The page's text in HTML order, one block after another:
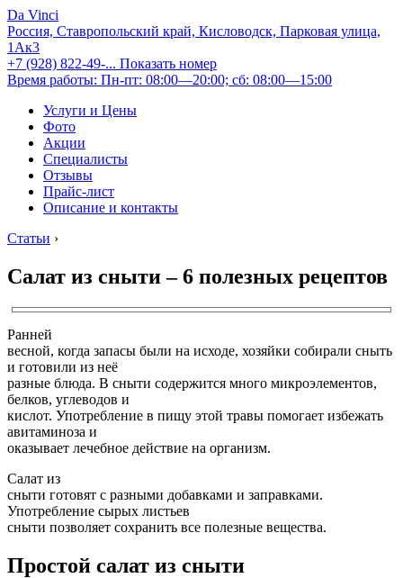
Da Vinci
Россия, Ставропольский край, Кисловодск, Парковая улица,
1Ак3
+7 (928) 822-49-... Показать номер
Время работы: Пн-пт: 08:00—20:00; сб: 08:00—15:00
Услуги и Цены
Фото
Акции
Специалисты
Отзывы
Прайс-лист
Описание и контакты
Статьи ›
Салат из сныти – 6 полезных рецептов
Ранней
весной, когда запасы были на исходе, хозяйки собирали сныть
и готовили из неё
разные блюда. В сныти содержится много микроэлементов,
белков, углеводов и
кислот. Употребление в пищу этой травы помогает избежать
авитаминоза и
оказывает лечебное действие на организм.
Салат из
сныти готовят с разными добавками и заправками.
Употребление сырых листьев
сныти позволяет сохранить все полезные вещества.
Простой салат из сныти